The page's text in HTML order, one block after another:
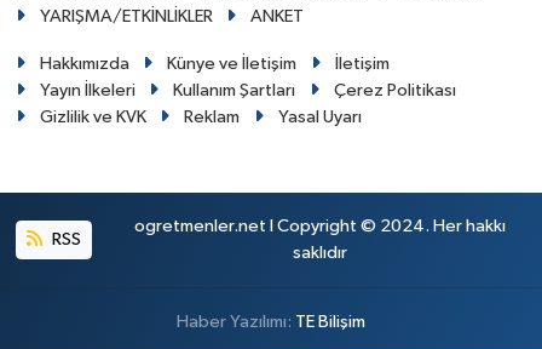
YARIŞMA/ETKİNLİKLER
ANKET
Hakkımızda Künye ve İletişim
İletişim
Yayın İlkeleri
Kullanım Şartları
Çerez Politikası
Gizlilik ve KVK
Reklam Yasal Uyarı
RSS
ogretmenler.net I Copyright © 2024. Her hakkı
saklıdır
Haber Yazılımı: TE Bilişim